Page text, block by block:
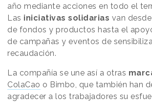
año mediante acciones en todo el
Las iniciativas solidarias van
de fondos y productos hasta el
de campañas y eventos de
recaudación.
La compañía se une así a otras
ColaCao o Bimbo, que también han
agradecer a los trabajadores su